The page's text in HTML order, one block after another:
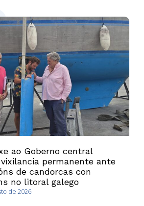
ao Goberno central
permanente ante
de candorcas con
no litoral galego
de 2026